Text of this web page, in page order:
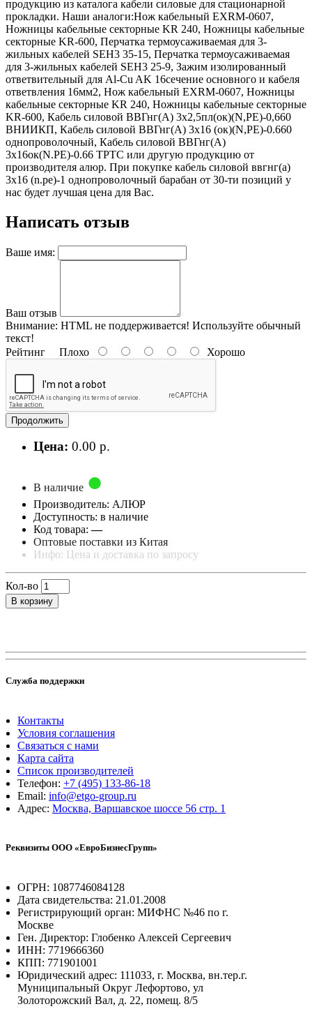
продукцию из каталога кабели силовые для стационарной
прокладки. Наши аналоги:Нож кабельный EXRM-0607,
Ножницы кабельные секторные KR 240, Ножницы кабельные
секторные KR-600, Перчатка термоусаживаемая для 3-
жильных кабелей SEH3 35-15, Перчатка термоусаживаемая
для 3-жильных кабелей SEH3 25-9, Зажим изолированный
ответвительный для Al-Cu AK 16сечение основного и кабеля
ответвления 16мм2, Нож кабельный EXRM-0607, Ножницы
кабельные секторные KR 240, Ножницы кабельные секторные
KR-600, Кабель силовой ВВГнг(А) 3х2,5пл(ок)(N,PE)-0,660
ВНИИКП, Кабель силовой ВВГнг(А) 3х16 (ок)(N,PE)-0.660
однопроволочный, Кабель силовой ВВГнг(А)
3х16ок(N.PE)-0.66 ТРТС или другую продукцию от
производителя алюр. При покупке кабель силовой ввгнг(а)
3х16 (n.pe)-1 однопроволочный барабан от 30-ти позиций у
нас будет лучшая цена для Вас.
Написать отзыв
Ваше имя:
Ваш отзыв
Внимание: HTML не поддерживается! Используйте обычный
текст!
Рейтинг Плохо Хорошо
Продолжить
Цена: 0.00 р.
В наличие
Производитель: АЛЮР
Доступность: в наличие
Код товара:—
Оптовые поставки из Китая
Инфо: Цена и доставка по запросу
Кол-во
В корзину
Служба поддержки
Контакты
Условия соглашения
Связаться с нами
Карта сайта
Список производителей
Телефон: +7 (495) 133-86-18
Email: info@etgo-group.ru
Адрес: Москва, Варшавское шоссе 56 стр. 1
Реквизиты ООО «ЕвроБизнесГрупп»
ОГРН: 1087746084128
Дата свидетельства: 21.01.2008
Регистрирующий орган: МИФНС №46 по г.
Москве
Ген. Директор: Глобенко Алексей Сергеевич
ИНН: 7719666360
КПП: 771901001
Юридический адрес: 111033, г. Москва, вн.тер.г.
Муниципальный Округ Лефортово, ул
Золоторожский Вал, д. 22, помещ. 8/5